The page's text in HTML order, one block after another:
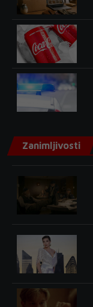
Zanimljivosti